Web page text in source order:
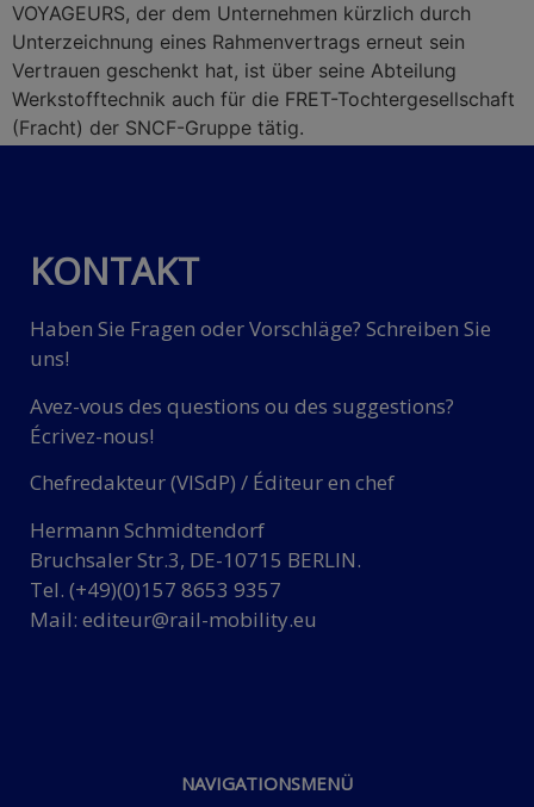
VOYAGEURS, der dem Unternehmen kürzlich durch
Unterzeichnung eines Rahmenvertrags erneut sein
Vertrauen geschenkt hat, ist über seine Abteilung
Werkstofftechnik auch für die FRET-Tochtergesellschaft
(Fracht) der SNCF-Gruppe tätig.
KONTAKT
Haben Sie Fragen oder Vorschläge? Schreiben Sie
uns!
Avez-vous des questions ou des suggestions?
Écrivez-nous!
Chefredakteur (VISdP) / Éditeur en chef
Hermann Schmidtendorf
Bruchsaler Str.3, DE-10715 BERLIN.
Tel. (+49)(0)157 8653 9357
Mail: editeur@rail-mobility.eu
NAVIGATIONSMENÜ